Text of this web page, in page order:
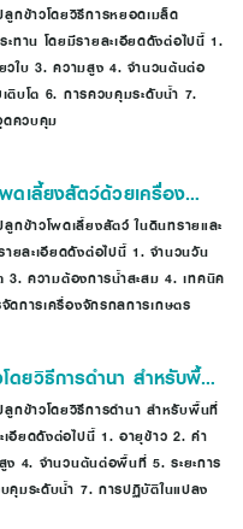
ลประทาน
กข้าวโดยวิธีการหยอดเมล็ด
ทาน โดยมีรายละเอียดดังต่อไปนี้ 1.
วใบ 3. ความสูง 4. จำนวนต้นต่อ
ติบโต 6. การควบคุมระดับน้ำ 7.
ดควบคุม
พดเลี้ยงสัตว์ด้วยเครื่อง
ในดินทรายและดินร่วนปน
ข้าวโพดเลี้ยงสัตว์ ในดินทรายและ
ยละเอียดดังต่อไปนี้ 1. จำนวนวัน
3. ความต้องการน้ำสะสม 4. เทคนิค
ดการเครื่องจักรกลการเกษตร
ดยวิธีการดำนา สำหรับพื้นที่
ม่ไวแสงอายุ 120 วัน
กข้าวโดยวิธีการดำนา สำหรับพื้นที่
เอียดดังต่อไปนี้ 1. อายุข้าว 2. ค่า
ง 4. จำนวนต้นต่อพื้นที่ 5. ระยะการ
คุมระดับน้ำ 7. การปฏิบัติในแปลง